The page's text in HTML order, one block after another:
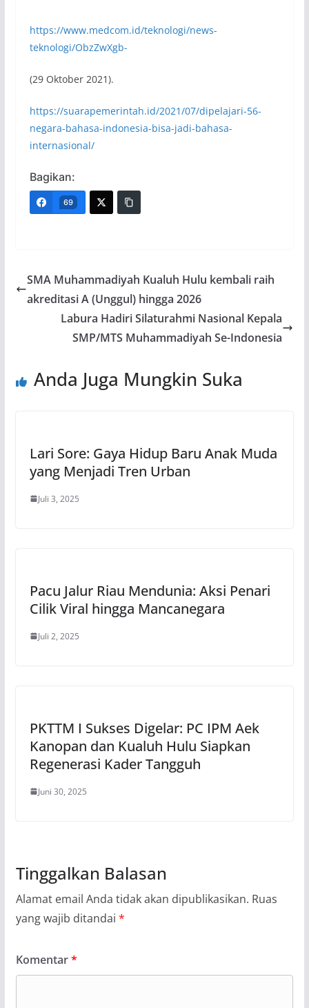
https://www.medcom.id/teknologi/news-
teknologi/ObzZwXgb-
(29 Oktober 2021).
https://suarapemerintah.id/2021/07/dipelajari-56-
negara-bahasa-indonesia-bisa-jadi-bahasa-
internasional/
Bagikan:
69
SMA Muhammadiyah Kualuh Hulu kembali raih
akreditasi A (Unggul) hingga 2026
Labura Hadiri Silaturahmi Nasional Kepala
SMP/MTS Muhammadiyah Se-Indonesia
Anda Juga Mungkin Suka
Lari Sore: Gaya Hidup Baru Anak Muda
yang Menjadi Tren Urban
Juli 3, 2025
Pacu Jalur Riau Mendunia: Aksi Penari
Cilik Viral hingga Mancanegara
Juli 2, 2025
PKTTM I Sukses Digelar: PC IPM Aek
Kanopan dan Kualuh Hulu Siapkan
Regenerasi Kader Tangguh
Juni 30, 2025
Tinggalkan Balasan
Alamat email Anda tidak akan dipublikasikan. Ruas
yang wajib ditandai *
Komentar*